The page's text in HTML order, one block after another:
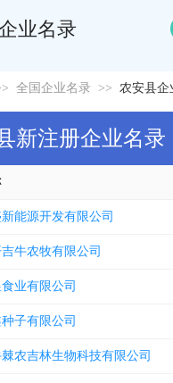
业名录
全国企业名录 >> 农安县企
新注册企业名录
能源开发有限公司
牛农牧有限公司
业有限公司
子有限公司
农吉林生物科技有限公司